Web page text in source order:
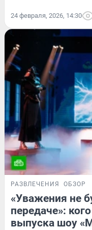
24 февраля, 2026, 14:30
РАЗВЛЕЧЕНИЯ ОБЗОР
«Уважения не
передаче»:
выпуска шоу